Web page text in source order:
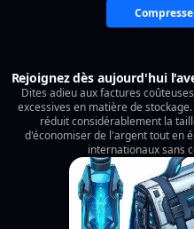
Rejoignez dès aujourd'hui
Dites adieu aux factures
excessives en matière de
réduit considérablement la
d'économiser de l'argent tout en
internationaux sans